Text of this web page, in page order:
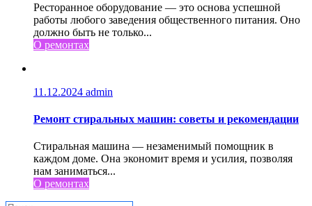
Ресторанное оборудование — это основа успешной
работы любого заведения общественного питания. Оно
должно быть не только...
О ремонтах
11.12.2024 admin
Ремонт стиральных машин: советы и рекомендации
Стиральная машина — незаменимый помощник в
каждом доме. Она экономит время и усилия, позволяя
нам заниматься...
О ремонтах